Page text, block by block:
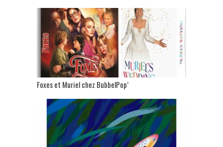
Foxes et Muriel chez BubbelPop’